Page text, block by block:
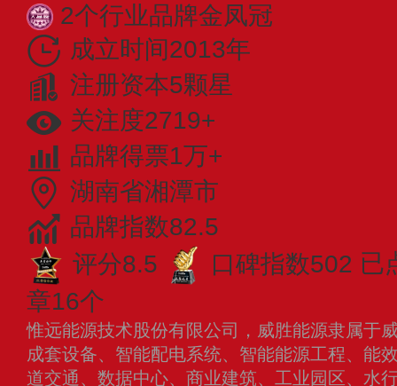
2个行业品牌金凤冠
成立时间2013年
注册资本5颗星
关注度2719+
品牌得票1万+
湖南省湘潭市
品牌指数82.5
评分8.5
口碑指数502 已
章16个
惟远能源技术股份有限公司，威胜能源隶属于
成套设备、智能配电系统、智能能源工程、能
道交通、数据中心、商业建筑、工业园区、水